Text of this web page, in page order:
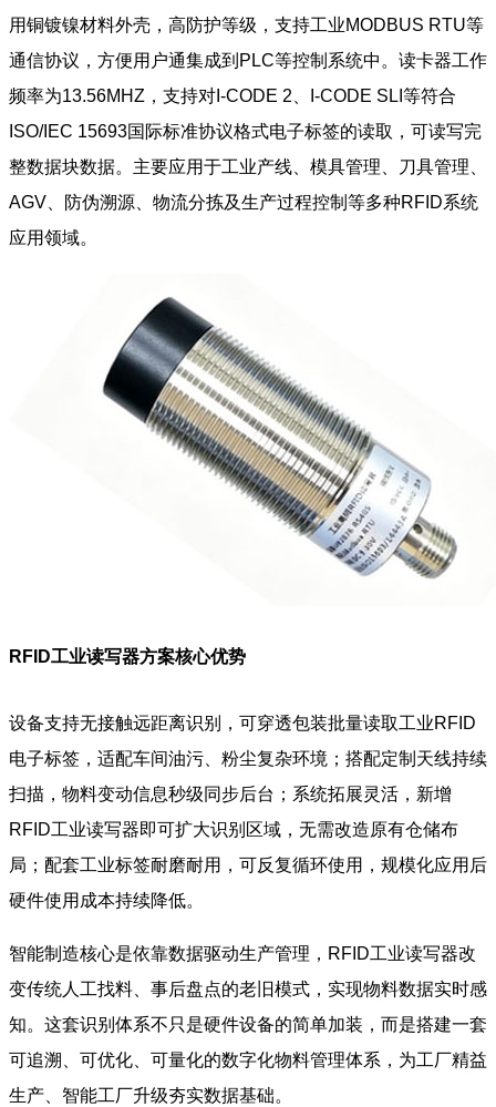
用铜镀镍材料外壳，高防护等级，支持工业MODBUS RTU等
通信协议，方便用户通集成到PLC等控制系统中。读卡器工作
频率为13.56MHZ，支持对I-CODE 2、I-CODE SLI等符合
ISO/IEC 15693国际标准协议格式电子标签的读取，可读写完
整数据块数据。主要应用于工业产线、模具管理、刀具管理、
AGV、防伪溯源、物流分拣及生产过程控制等多种RFID系统
应用领域。
RFID工业读写器方案核心优势
设备支持无接触远距离识别，可穿透包装批量读取工业RFID
电子标签，适配车间油污、粉尘复杂环境；搭配定制天线持续
扫描，物料变动信息秒级同步后台；系统拓展灵活，新增
RFID工业读写器即可扩大识别区域，无需改造原有仓储布
局；配套工业标签耐磨耐用，可反复循环使用，规模化应用后
硬件使用成本持续降低。
智能制造核心是依靠数据驱动生产管理，RFID工业读写器改
变传统人工找料、事后盘点的老旧模式，实现物料数据实时感
知。这套识别体系不只是硬件设备的简单加装，而是搭建一套
可追溯、可优化、可量化的数字化物料管理体系，为工厂精益
生产、智能工厂升级夯实数据基础。